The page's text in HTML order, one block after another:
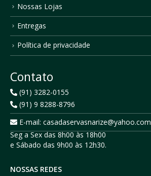
Nossas Lojas
Entregas
Política de privacidade
Contato
(91) 3282-0155
(91) 9 8288-8796
E-mail: casadaservasnarize@yahoo.com
Seg a Sex das 8h00 às 18h00
e Sábado das 9h00 às 12h30.
NOSSAS REDES